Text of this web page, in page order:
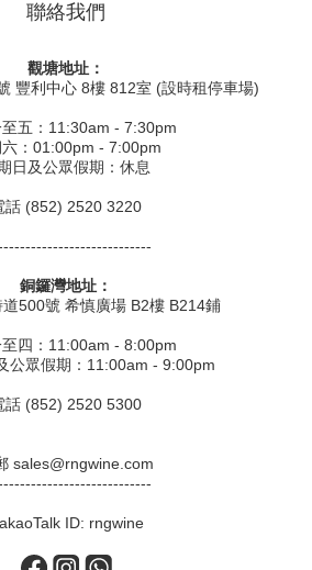
聯絡我們
觀塘地址：
豐利中心 8樓 812室 (設時租停車場)
五：11:30am - 7:30pm
：01:00pm - 7:00pm
日及公眾假期：休息
話 (852) 2520 3220
銅鑼灣地址：
500號 希慎廣場 B2樓 B214鋪
四：11:00am - 8:00pm
公眾假期：11:00am - 9:00pm
話 (852) 2520 5300
sales@rngwine.com
ID: rngwine